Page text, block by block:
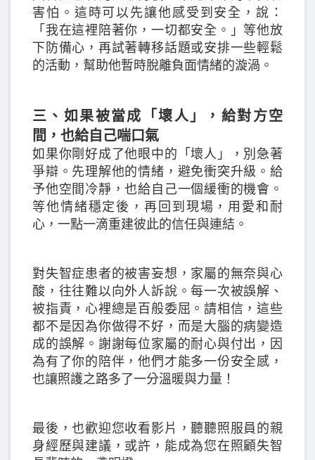
害怕。這時可以先讓他感受到安全，說：
「我在這裡陪著你，一切都安全。」等他放
下防備心，再試著轉移話題或安排一些輕鬆
的活動，幫助他暫時脫離負面情緒的漩渦。
三、如果被當成「壞人」，給對方空
間，也給自己喘口氣
如果你剛好成了他眼中的「壞人」，別急著
爭辯。先理解他的情緒，避免衝突升級。給
予他空間冷靜，也給自己一個緩衝的機會。
等他情緒穩定後，再回到現場，用愛和耐
心，一點一滴重建彼此的信任與連結。
對失智症患者的被害妄想，家屬的無奈與心
酸，往往難以向外人訴說。每一次被誤解、
被指責，心裡總是百般委屈。請相信，這些
都不是因為你做得不好，而是大腦的病變造
成的誤解。謝謝每位家屬的耐心與付出，因
為有了你的陪伴，他們才能多一份安全感，
也讓照護之路多了一分溫暖與力量！
最後，也歡迎您收看影片，聽聽照服員的親
身經歷與建議，或許，能成為您在照顧失智